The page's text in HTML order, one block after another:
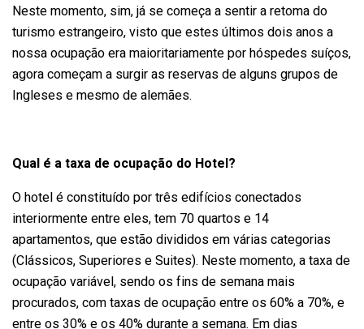
Neste momento, sim, já se começa a sentir a retoma do
turismo estrangeiro, visto que estes últimos dois anos a
nossa ocupação era maioritariamente por hóspedes suíços,
agora começam a surgir as reservas de alguns grupos de
Ingleses e mesmo de alemães.
Qual é a taxa de ocupação do Hotel?
O hotel é constituído por três edifícios conectados
interiormente entre eles, tem 70 quartos e 14
apartamentos, que estão divididos em várias categorias
(Clássicos, Superiores e Suites). Neste momento, a taxa de
ocupação variável, sendo os fins de semana mais
procurados, com taxas de ocupação entre os 60% a 70%, e
entre os 30% e os 40% durante a semana. Em dias